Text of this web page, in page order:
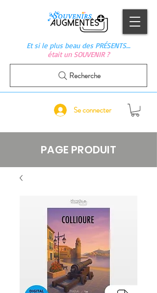
Et si le plus beau des PRÉSENTS…
était un SOUVENIR ?
Se connecter
Recherche
PAGE PRODUIT